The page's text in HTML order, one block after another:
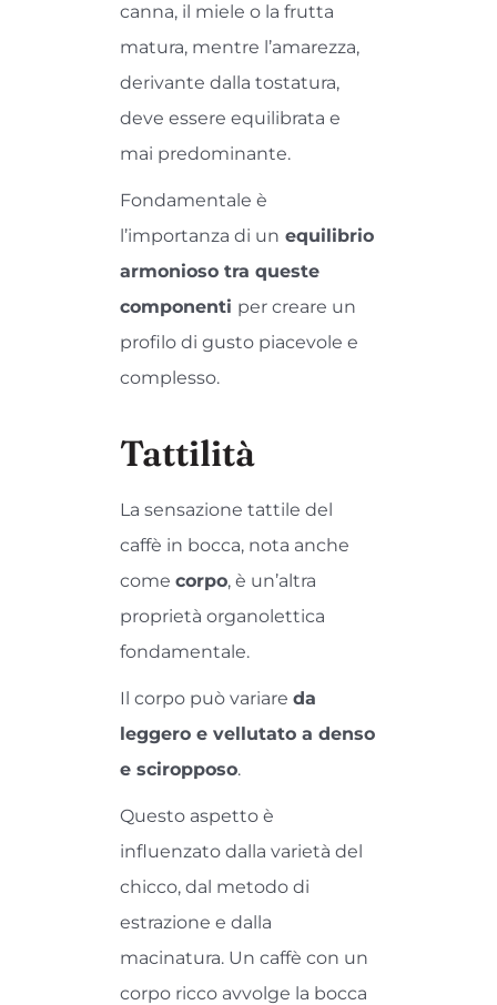
canna, il miele o la frutta
matura, mentre l’amarezza,
derivante dalla tostatura,
deve essere equilibrata e
mai predominante.
Fondamentale è
l’importanza di un equilibrio
armonioso tra queste
componenti per creare un
profilo di gusto piacevole e
complesso.
Tattilità
La sensazione tattile del
caffè in bocca, nota anche
come corpo, è un’altra
proprietà organolettica
fondamentale.
Il corpo può variare da
leggero e vellutato a denso
e sciropposo.
Questo aspetto è
influenzato dalla varietà del
chicco, dal metodo di
estrazione e dalla
macinatura. Un caffè con un
corpo ricco avvolge la bocca